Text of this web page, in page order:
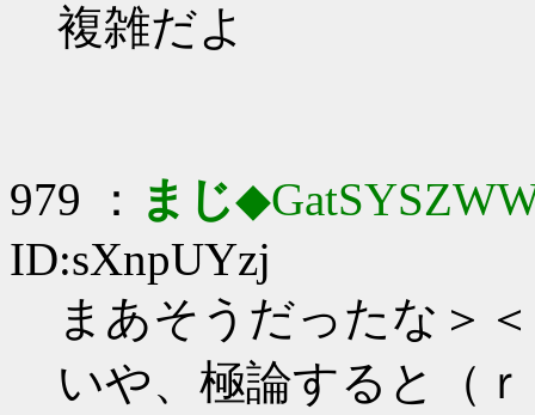
複雑だよ
979 ： まじ
ID:sXnpUYzj
まあそうだったな＞＜
いや、極論すると（